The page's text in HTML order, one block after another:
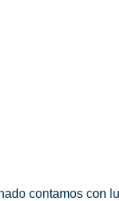
contamos con